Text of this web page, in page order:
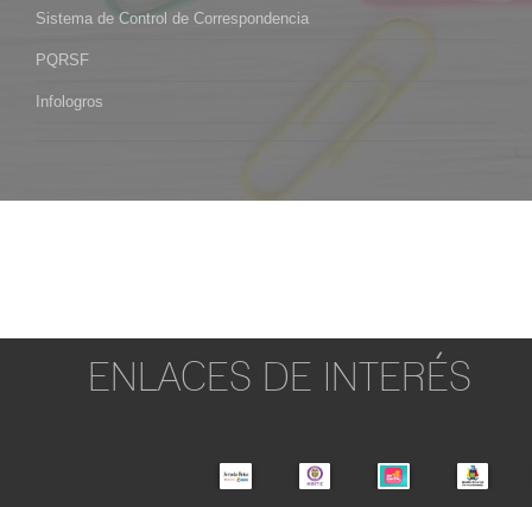
Sistema de Control de Correspondencia
PQRSF
Infologros
ENLACES DE INTERÉS